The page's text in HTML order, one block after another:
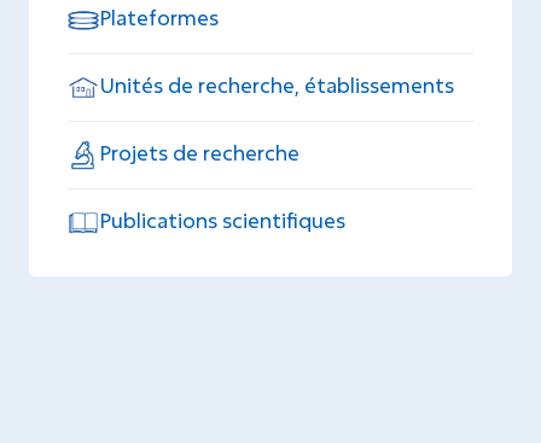
Plateformes
Unités de recherche, établissements
Projets de recherche
Publications scientifiques